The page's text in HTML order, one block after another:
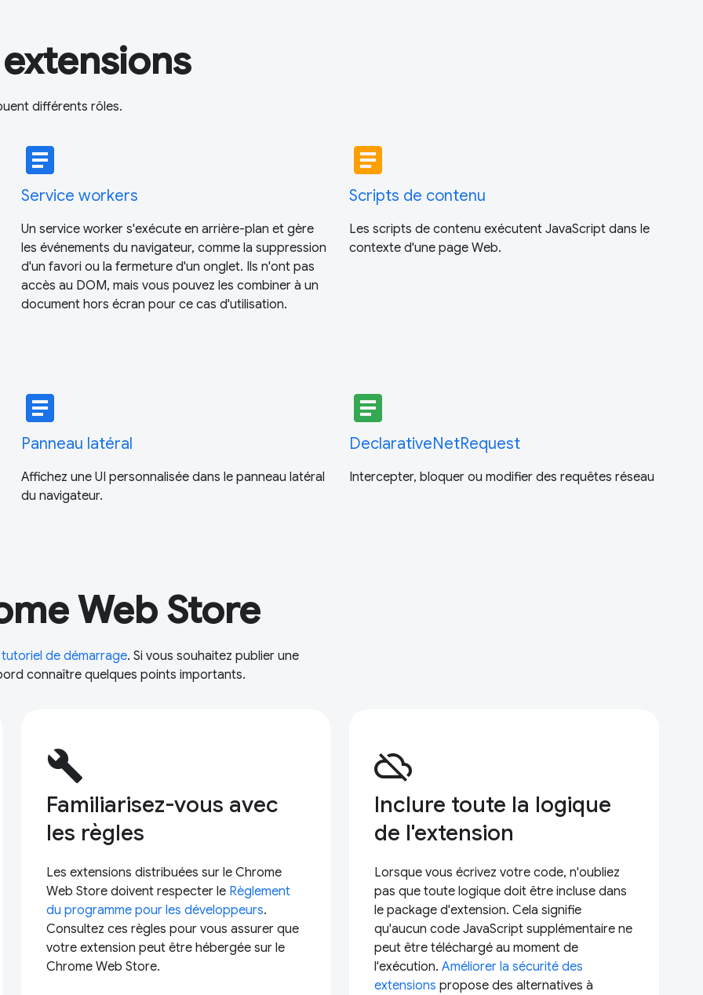
différents rôles.
article
Service workers
Un service worker s'exécute en arrière-plan et gère
les événements du navigateur, comme la suppression
d'un favori ou la fermeture d'un onglet. Ils n'ont pas
accès au DOM, mais vous pouvez les combiner à un
document hors écran pour ce cas d'utilisation.
article
Scripts de contenu
Les scripts de contenu exécutent JavaScript dans le
contexte d'une page Web.
article
Panneau latéral
Affichez une UI personnalisée dans le panneau latéral
du navigateur.
article
DeclarativeNetRequest
Intercepter, bloquer ou modifier des requêtes réseau
Web Store
tutoriel de démarrage. Si vous souhaitez publier une
connaître quelques points importants.
build
Familiarisez-vous avec
les règles
Les extensions distribuées sur le Chrome
Web Store doivent respecter le Règlement
du programme pour les développeurs.
Consultez ces règles pour vous assurer que
votre extension peut être hébergée sur le
Chrome Web Store.
cloud_off
Inclure toute la logique
de l'extension
Lorsque vous écrivez votre code, n'oubliez
pas que toute logique doit être incluse dans
le package d'extension. Cela signifie
qu'aucun code JavaScript supplémentaire ne
peut être téléchargé au moment de
l'exécution.Améliorer la sécurité des
extensions propose des alternatives à